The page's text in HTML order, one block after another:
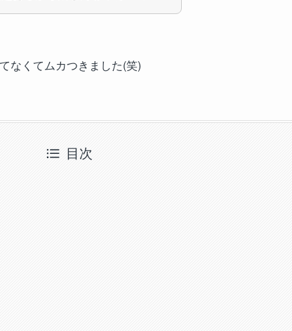
なくてムカつきました(笑)
目次